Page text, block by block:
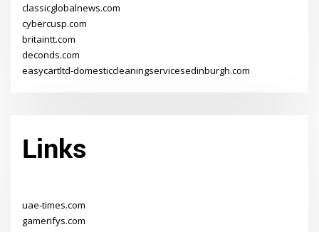
classicglobalnews.com
cybercusp.com
britaintt.com
deconds.com
easycartltd-domesticcleaningservicesedinburgh.com
Links
uae-times.com
gamerifys.com